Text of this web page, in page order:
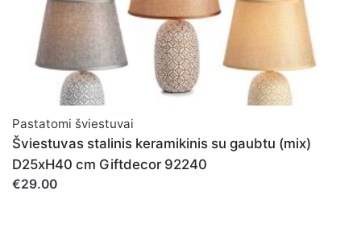
Pastatomi šviestuvai
Šviestuvas stalinis keramikinis su gaubtu (mix)
D25xH40 cm Giftdecor 92240
€29.00